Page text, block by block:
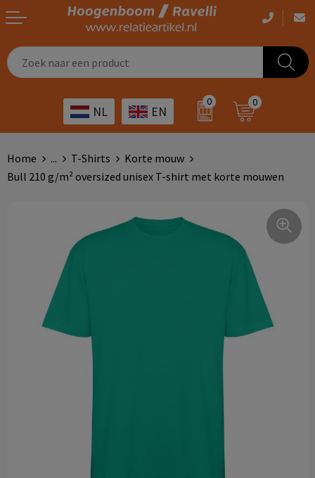
NL EN
0 0
Giveaways
Outdoor
Office
Schrijfwaren
Technologie & gadgets
Themageschenken
Werkkleding
Sportkleding
Outdoor artikelen bedrukken
Giveaways bedrukken
Transport
Horeca
Kinderopvang
Landbouw
Home ... T-Shirts
Korte mouw
Bull 210 g/m² oversized unisex T-shirt met korte mouwen